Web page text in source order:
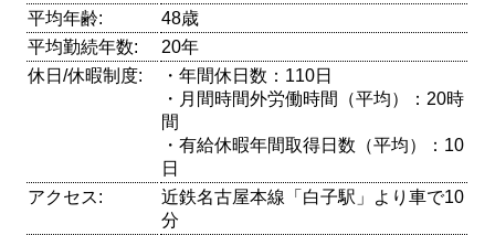
平均年齢:
48歳
平均勤続年数:
20年
休日/休暇制度:
・年間休日数：110日
・月間時間外労働時間（平均）：20時
間
・有給休暇年間取得日数（平均）：10
日
アクセス:
近鉄名古屋本線「白子駅」より車で10
分